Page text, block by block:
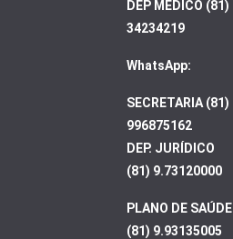
DEP MÉDICO (81)
34234219
WhatsApp:
SECRETARIA (81)
996875162
DEP. JURÍDICO
(81) 9.73120000
PLANO DE SAÚDE
(81) 9.93135005